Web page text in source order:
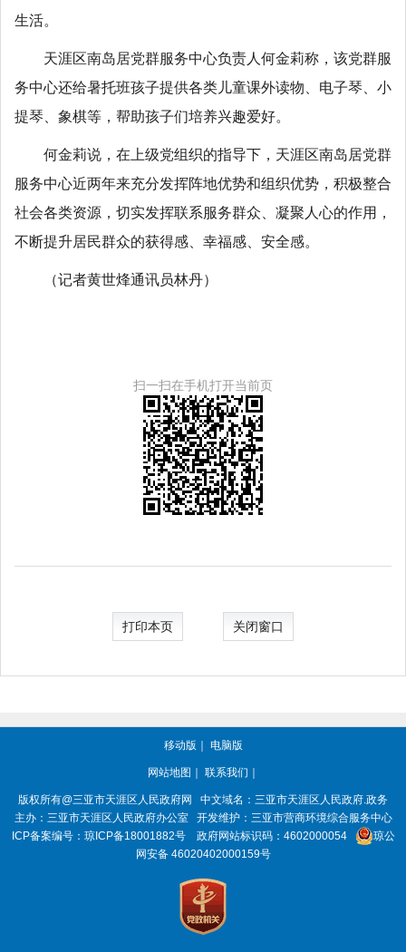
生活。
天涯区南岛居党群服务中心负责人何金莉称，该党群服
务中心还给暑托班孩子提供各类儿童课外读物、电子琴、小
提琴、象棋等，帮助孩子们培养兴趣爱好。
何金莉说，在上级党组织的指导下，天涯区南岛居党群
服务中心近两年来充分发挥阵地优势和组织优势，积极整合
社会各类资源，切实发挥联系服务群众、凝聚人心的作用，
不断提升居民群众的获得感、幸福感、安全感。
（记者黄世烽通讯员林丹）
扫一扫在手机打开当前页
打印本页 关闭窗口
移动版 ｜ 电脑版
网站地图 ｜ 联系我们 ｜
版权所有@三亚市天涯区人民政府网 中文域名： 三亚市天涯区人民政府.政务
主办：三亚市天涯区人民政府办公室
开发维护：三亚市营商环境综合服务中心
ICP备案编号： 琼ICP备18001882号 政府网站标识码： 4602000054
琼公
网安备 46020402000159号